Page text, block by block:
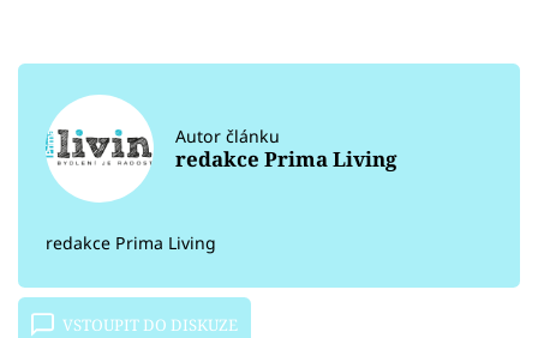
Autor článku
redakce Prima Living
redakce Prima Living
VSTOUPIT DO DISKUZE